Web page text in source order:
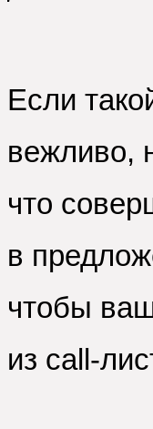
Если
вежливо,
что
в
чтобы
из call-